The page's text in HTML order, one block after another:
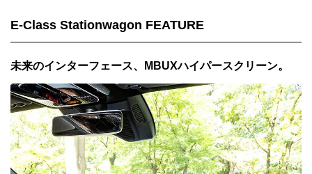
E-Class Stationwagon FEATURE
未来のインターフェース、MBUXハイパースクリーン。